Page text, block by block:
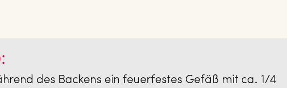
des Backens ein feuerfestes Gefäß mit ca. 1/4